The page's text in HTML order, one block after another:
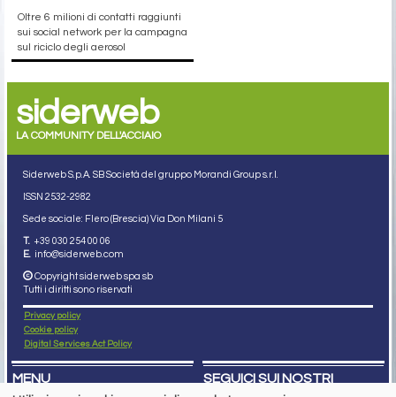
Oltre 6 milioni di contatti raggiunti
sui social network per la campagna
sul riciclo degli aerosol
siderweb
LA COMMUNITY DELL'ACCIAIO
Siderweb S.p.A. SB Società del gruppo Morandi Group s.r.l.
ISSN 2532-2982
Sede sociale: Flero (Brescia) Via Don Milani 5
T. +39 030 254 00 06
E. info@siderweb.com
Copyright siderweb spa sb
Tutti i diritti sono riservati
Privacy policy
Cookie policy
Digital Services Act Policy
MENU
SEGUICI SUI NOSTRI